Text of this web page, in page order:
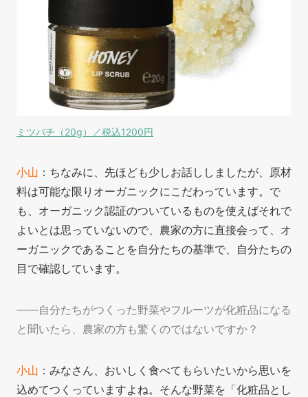
ミツバチ（20g）／税込1200円
小山 ：ちなみに、先ほども少しお話ししましたが、原材
料は可能な限りオーガニックにこだわっています。で
も、オーガニック認証のついているものを使えばそれで
よいとは思っていないので、農家の方に直接会って、オ
ーガニックであることを自分たちの基準で、自分たちの
目で確認しています。
——自分たちがつくった野菜やフルーツが化粧品になる
と聞いたら、農家の方も驚くのではないですか？
小山 ：みなさん、おいしく 食べてもらいたいから思いを
込めてつくっていますよね。そんな野菜を「化粧品とし